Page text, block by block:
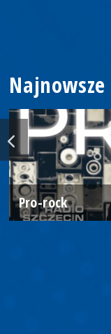
Pro-rock